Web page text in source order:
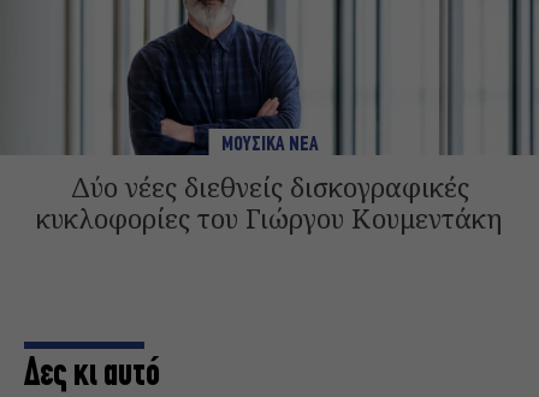
ΜΟΥΣΙΚΑ ΝΕΑ
Δύο νέες διεθνείς δισκογραφικές
κυκλοφορίες του Γιώργου Κουμεντάκη
Δες κι αυτό